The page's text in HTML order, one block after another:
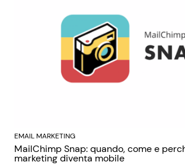
EMAIL MARKETING
MailChimp Snap: quando, come e
marketing diventa mobile